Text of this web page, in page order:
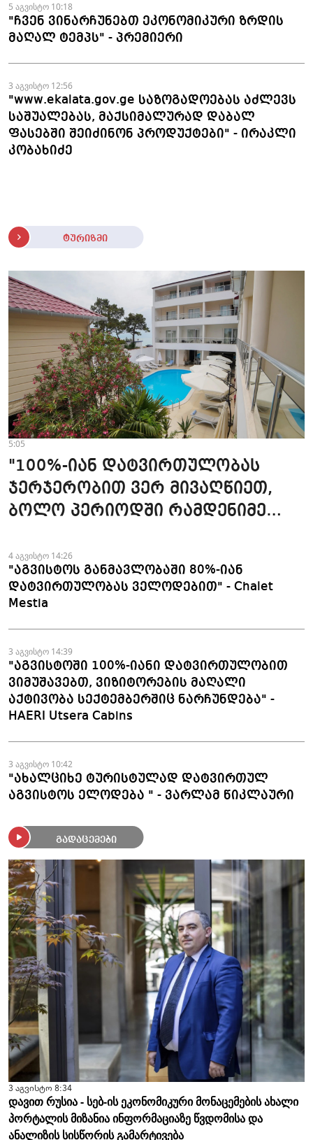
5 აგვისტო 10:18
"ჩვენ ვინარჩუნებთ ეკონომიკური ზრდის
მაღალ ტემპს" - პრემიერი
3 აგვისტო 12:56
"www.ekalata.gov.ge საზოგადოებას აძლევს
საშუალებას, მაქსიმალურად დაბალ
ფასებში შეიძინონ პროდუქტები" - ირაკლი
კობახიძე
ტურიზმი
5:05
"100%-იან დატვირთულობას
ჯერჯერობით ვერ მივაღწიეთ,
ბოლო პერიოდში რამდენიმე
Beach Club
4 აგვისტო 14:26
"აგვისტოს განმავლობაში 80%-იან
დატვირთულობას ველოდებით" - Chalet
Mestia
3 აგვისტო 14:39
"აგვისტოში 100%-იანი დატვირთულობით
ვიმუშავებთ, ვიზიტორების მაღალი
აქტივობა სექტემბერშიც ნარჩუნდება" -
HAERI Utsera Cabins
3 აგვისტო 10:42
"ახალციხე ტურისტულად დატვირთულ
აგვისტოს ელოდება " - ვარლამ წიკლაური
გადაცემები
3 აგვისტო 8:34
დავით რუსია - სებ-ის ეკონომიკური მონაცემების ახალი
პორტალის მიზანია ინფორმაციაზე წვდომისა და
ანალიზის სისწორის გამარტივება